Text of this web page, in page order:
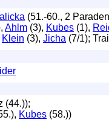
(51.-60., 2
Ahlm (3), Kubes (1),
Klein (3), Jicha (7/1);
(44.));
Kubes (58.))